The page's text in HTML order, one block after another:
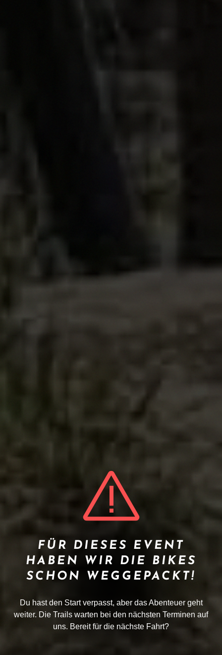
FÜR DIESES EVENT
HABEN WIR DIE BIKES
SCHON WEGGEPACKT!
Du hast den Start verpasst, aber das Abenteuer geht
weiter. Die Trails warten bei den nächsten Terminen auf
uns. Bereit für die nächste Fahrt?